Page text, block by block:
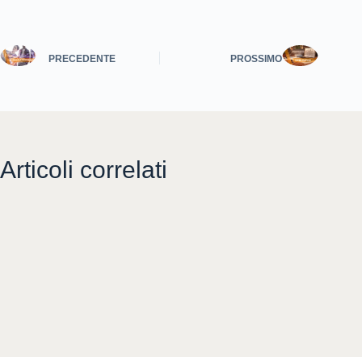
PRECEDENTE PROSSIMO
Articoli correlati